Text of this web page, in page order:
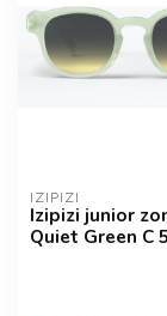
IZIPIZI
Izipizi junior
Quiet Green C